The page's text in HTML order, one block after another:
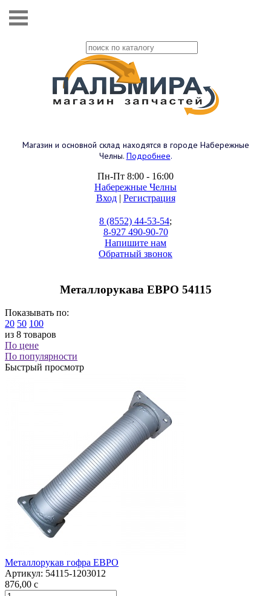
Магазин и основной склад находятся в городе Набережные
Челны. Подробнее.
Пн-Пт 8:00 - 16:00
Набережные Челны
Вход| Регистрация
8 (8552) 44-53-54;
8-927 490-90-70
Напишите нам
Обратный звонок
Металлорукава ЕВРО 54115
Показывать по:
20 50 100
из 8 товаров
По цене
По популярности
Быстрый просмотр
Металлорукав гофра ЕВРО
Артикул: 54115-1203012
876,00 c